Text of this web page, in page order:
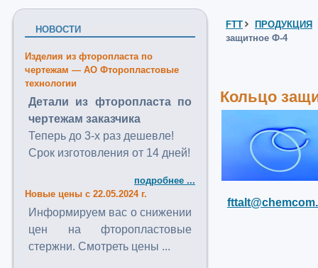
НОВОСТИ
Изделия из фторопласта по
чертежам — АО Фторопластовые
технологии
Детали из фторопласта по
чертежам заказчика
Теперь до 3-х раз дешевле!
Срок изготовления от 14 дней!
подробнее ...
Новые цены с 22.05.2024 г.
Информируем вас о снижении
цен на фторопластовые
стержни. Смотреть цены ...
FTT
ПРОДУКЦИЯ
защитное Ф-4
Кольцо